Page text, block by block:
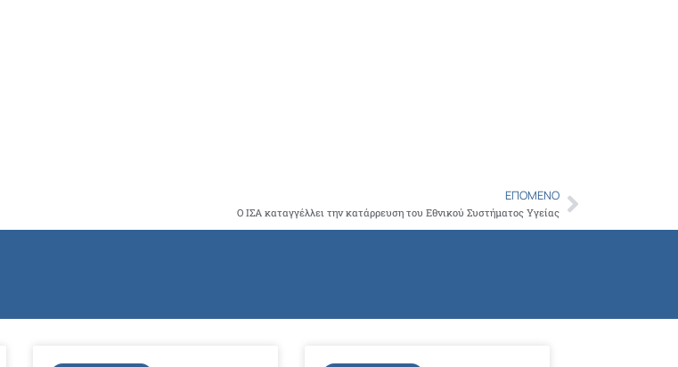
ΕΠΌΜΕΝΟ
Ο ΙΣΑ καταγγέλλει την κατάρρευση του Εθνικού Συστήματος ΥγείαςNext